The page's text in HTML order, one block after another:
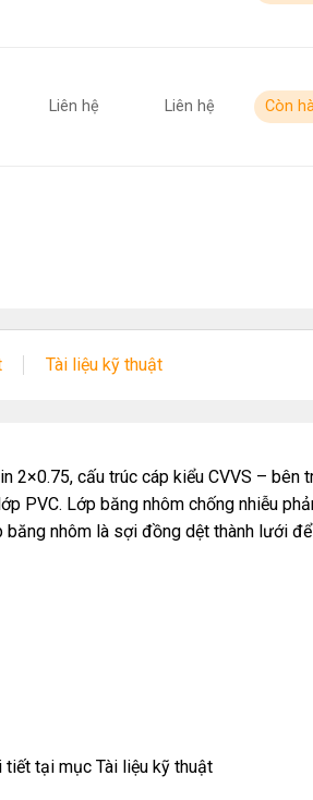
Liên hệ Liên hệ Còn
Tài liệu kỹ thuật
2×0.75, cấu trúc cáp kiểu CVVS –
PVC. Lớp băng nhôm chống nhiễu
nhôm là sợi đồng dệt thành lưới
tại mục Tài liệu kỹ thuật